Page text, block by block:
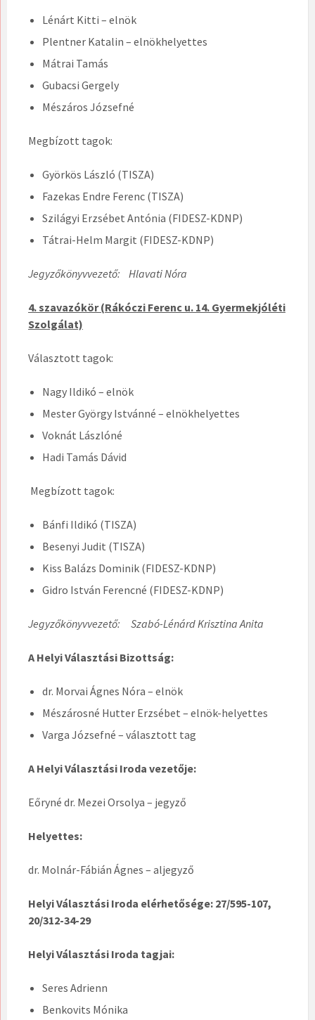
Lénárt Kitti – elnök
Plentner Katalin – elnökhelyettes
Mátrai Tamás
Gubacsi Gergely
Mészáros Józsefné
Megbízott tagok:
Györkös László (TISZA)
Fazekas Endre Ferenc (TISZA)
Szilágyi Erzsébet Antónia (FIDESZ-KDNP)
Tátrai-Helm Margit (FIDESZ-KDNP)
Jegyzőkönyvvezető: Hlavati Nóra
4. szavazókör (Rákóczi Ferenc u. 14. Gyermekjóléti
Szolgálat)
Választott tagok:
Nagy Ildikó – elnök
Mester György Istvánné – elnökhelyettes
Voknát Lászlóné
Hadi Tamás Dávid
Megbízott tagok:
Bánfi Ildikó (TISZA)
Besenyi Judit (TISZA)
Kiss Balázs Dominik (FIDESZ-KDNP)
Gidro István Ferencné (FIDESZ-KDNP)
Jegyzőkönyvvezető: Szabó-Lénárd Krisztina Anita
A Helyi Választási Bizottság:
dr. Morvai Ágnes Nóra – elnök
Mészárosné Hutter Erzsébet – elnök-helyettes
Varga Józsefné – választott tag
A Helyi Választási Iroda vezetője:
Eőryné dr. Mezei Orsolya – jegyző
Helyettes:
dr. Molnár-Fábián Ágnes – aljegyző
Helyi Választási Iroda elérhetősége: 27/595-107,
20/312-34-29
Helyi Választási Iroda tagjai:
Seres Adrienn
Benkovits Mónika